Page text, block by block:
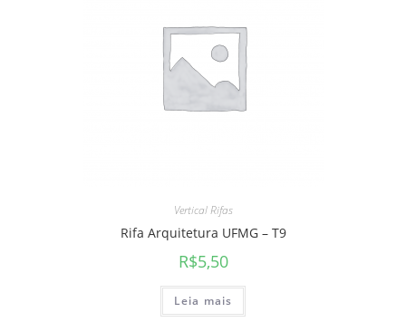
Vertical Rifas
Rifa Arquitetura UFMG – T9
R$5,50
Leia mais